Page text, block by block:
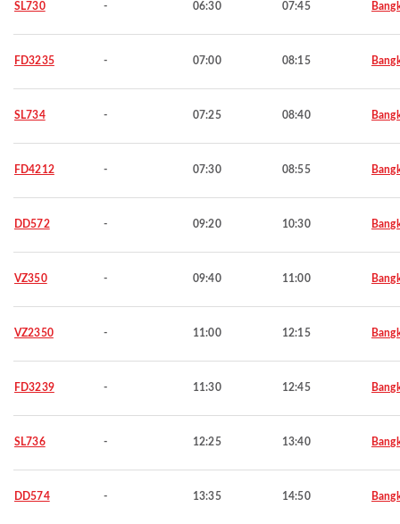
SL730 - 06:30 07:45
FD3235 - 07:00 08:15
SL734 - 07:25 08:40
FD4212 - 07:30 08:55
DD572 - 09:20 10:30
VZ350 - 09:40 11:00
VZ2350 - 11:00 12:15
FD3239 - 11:30 12:45
SL736 - 12:25 13:40
DD574 - 13:35 14:50